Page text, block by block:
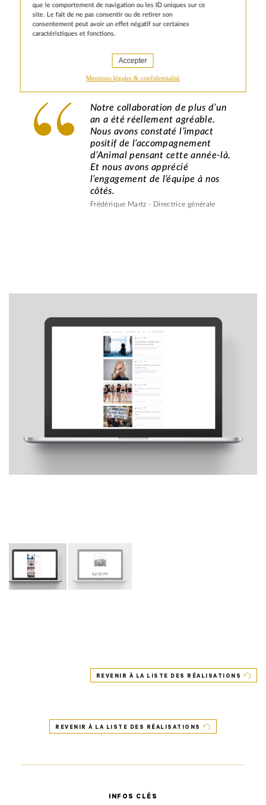
que le comportement de navigation ou les ID uniques sur ce
site. Le fait de ne pas consentir ou de retirer son
consentement peut avoir un effet négatif sur certaines
caractéristiques et fonctions.
Accepter
Mentions légales & confidentialité
En savoir plus
Notre collaboration de plus d’un
an a été réellement agréable.
Nous avons constaté l’impact
positif de l’accompagnement
d’Animal pensant cette année-là.
Et nous avons apprécié
l’engagement de l’équipe à nos
côtés.
Frédérique Martz - Directrice générale
REVENIR À LA LISTE DES RÉALISATIONS
REVENIR À LA LISTE DES RÉALISATIONS
INFOS CLÉS